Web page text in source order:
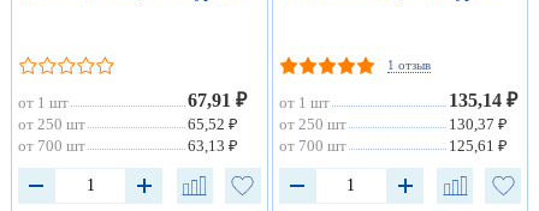
от 1 шт 67,91 ₽
от 250 шт
65,52 ₽
от 700 шт
63,13 ₽
1 отзыв
от 1 шт 135,14 ₽
от 250 шт
130,37 ₽
от 700 шт
125,61 ₽